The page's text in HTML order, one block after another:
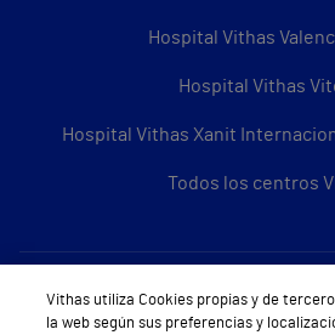
Hospital Vithas
Hospital Vithas
Hospital Vithas Xanit
Todos los centros
Sobre Vithas
Vithas utiliza Cookies propias y de
la web según sus preferencias y